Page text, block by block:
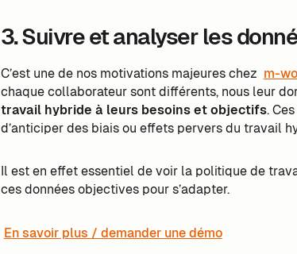
3. Suivre et analyser les
C’est une de nos motivations majeures chez m-
chaque collaborateur sont différents, nous leur
travail hybride à leurs besoins et objectifs.
d’anticiper des biais ou effets pervers du travail
Il est en effet essentiel de voir la politique de
ces données objectives pour s’adapter.
En savoir plus / demander une démo